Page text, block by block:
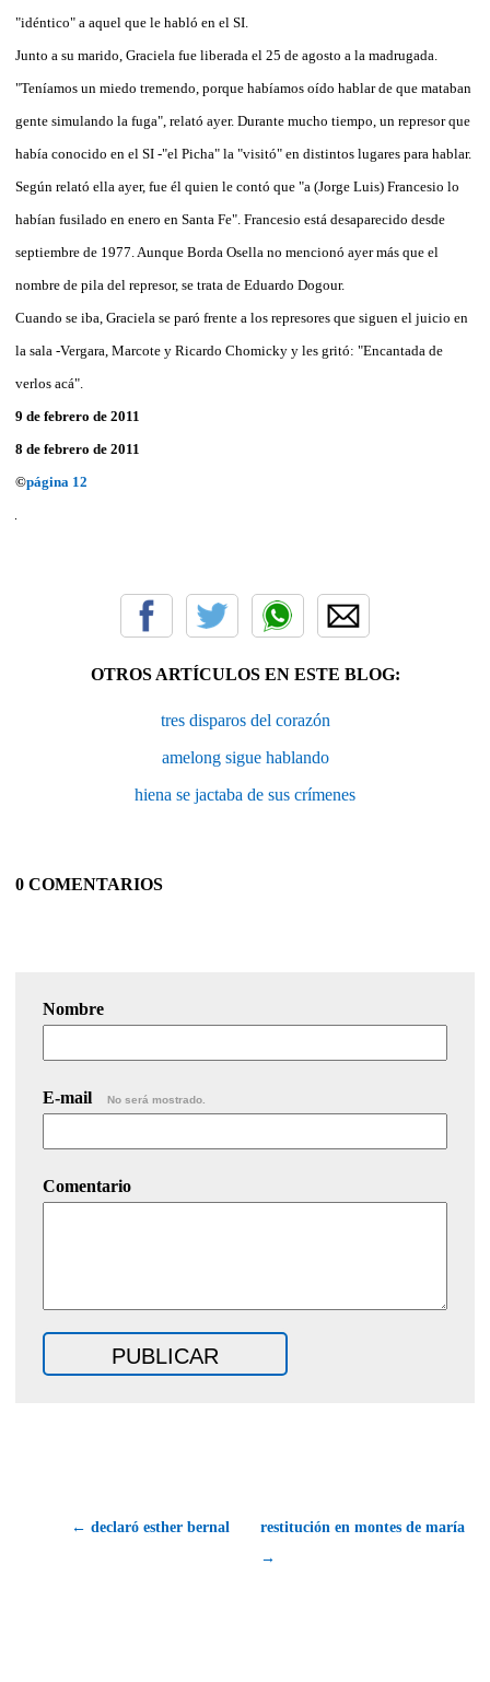
"idéntico" a aquel que le habló en el SI.
Junto a su marido, Graciela fue liberada el 25 de agosto a la madrugada.
"Teníamos un miedo tremendo, porque habíamos oído hablar de que mataban
gente simulando la fuga", relató ayer. Durante mucho tiempo, un represor que
había conocido en el SI -"el Picha" la "visitó" en distintos lugares para hablar.
Según relató ella ayer, fue él quien le contó que "a (Jorge Luis) Francesio lo
habían fusilado en enero en Santa Fe". Francesio está desaparecido desde
septiembre de 1977. Aunque Borda Osella no mencionó ayer más que el
nombre de pila del represor, se trata de Eduardo Dogour.
Cuando se iba, Graciela se paró frente a los represores que siguen el juicio en
la sala -Vergara, Marcote y Ricardo Chomicky y les gritó: "Encantada de
verlos acá".
9 de febrero de 2011
8 de febrero de 2011
©página 12
OTROS ARTÍCULOS EN ESTE BLOG:
tres disparos del corazón
amelong sigue hablando
hiena se jactaba de sus crímenes
0 COMENTARIOS
Nombre
E-mail No será mostrado.
Comentario
← declaró esther bernal
restitución en montes de maría
→